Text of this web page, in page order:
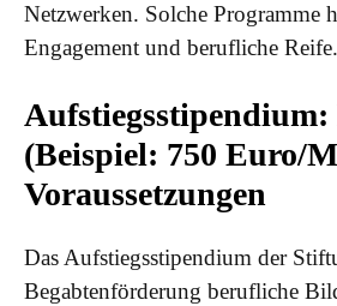
Netzwerken. Solche Programme
Engagement und berufliche Reife.
(Beispiel: 750 Euro/
Voraussetzungen
Das Aufstiegsstipendium der
Begabtenförderung berufliche